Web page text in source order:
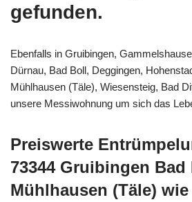
gefunden.
Ebenfalls in Gruibingen,
Dürnau, Bad Boll, Deggingen,
Mühlhausen (Täle), Wiesensteig, Bad
unsere Messiwohnung um sich das
Preiswerte
73344 Gruibingen Bad
Mühlhausen (Täle)